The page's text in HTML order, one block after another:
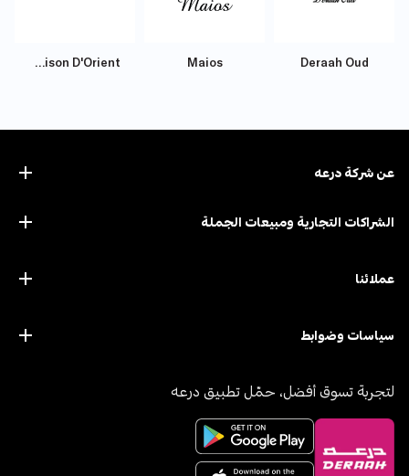
Deraah Oud
Maios
Maison D'Orient
عن ﺷﺮﻛﺔ درﻋﻪ
الشراكات التجارية ومبيعات الجملة
عملائنا
سياسات وضوابط
لتجربة تسوق أفضل، حمّل تطبيق درعه